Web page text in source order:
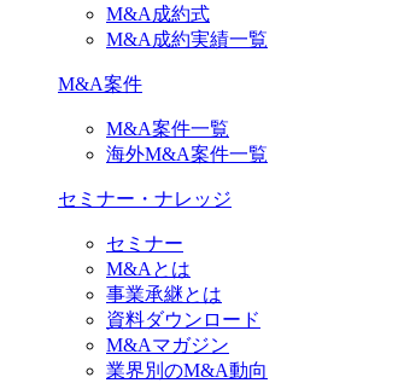
M&A成約式
M&A成約実績一覧
M&A案件
M&A案件一覧
海外M&A案件一覧
セミナー・ナレッジ
セミナー
M&Aとは
事業承継とは
資料ダウンロード
M&Aマガジン
業界別のM&A動向